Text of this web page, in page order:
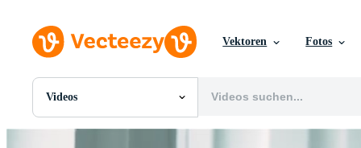
Vektoren Fotos
Videos
Alle Bilder